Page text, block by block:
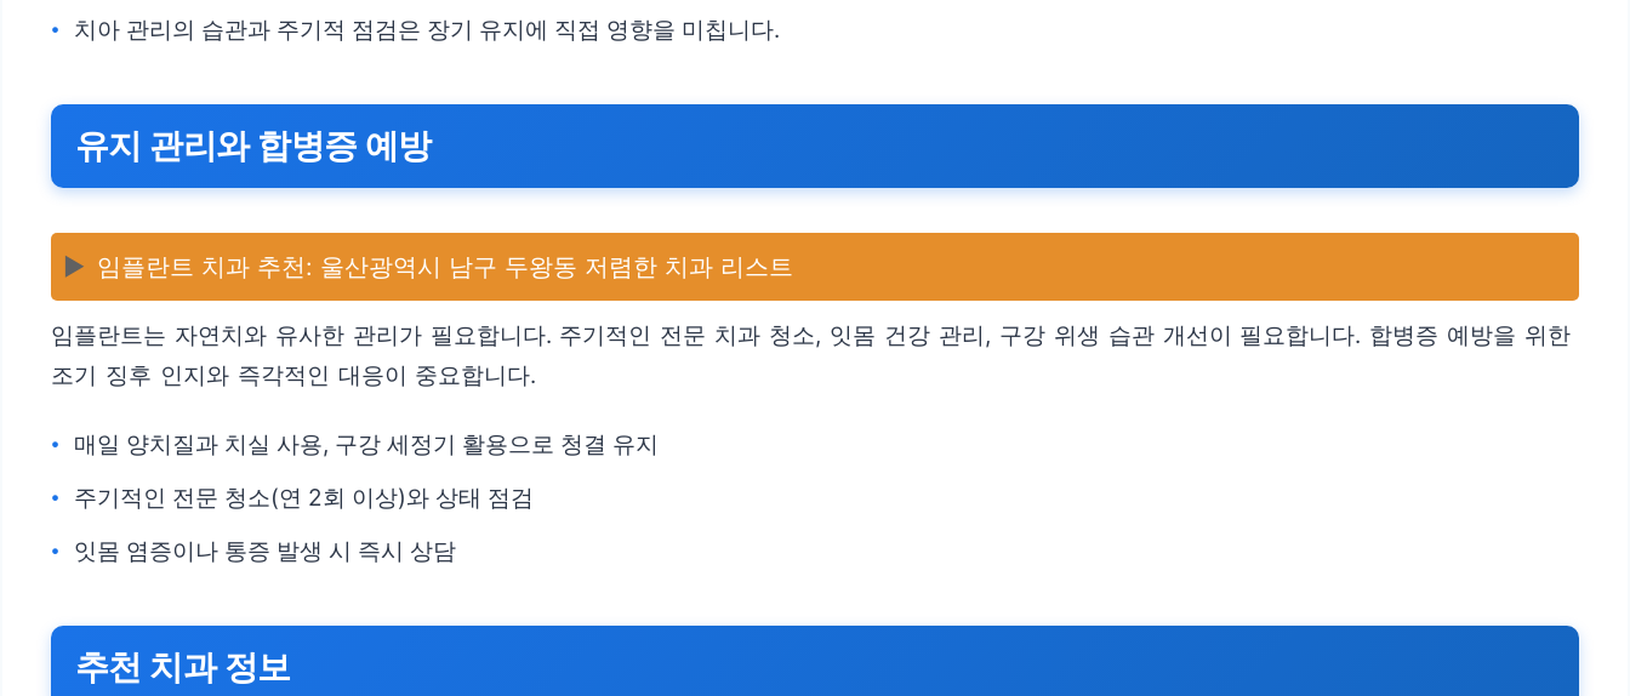
치아 관리의 습관과 주기적 점검은 장기 유지에 직접 영향을 미칩니다.
유지 관리와 합병증 예방
▶️ 임플란트 치과 추천: 울산광역시 남구 두왕동 저렴한 치과 리스트
임플란트는 자연치와 유사한 관리가 필요합니다. 주기적인 전문 치과 청소, 잇몸 건강 관리, 구강 위생 습관 개선이 필요합니다. 합병증 예방을 위한
조기 징후 인지와 즉각적인 대응이 중요합니다.
매일 양치질과 치실 사용, 구강 세정기 활용으로 청결 유지
주기적인 전문 청소(연 2회 이상)와 상태 점검
잇몸 염증이나 통증 발생 시 즉시 상담
추천 치과 정보